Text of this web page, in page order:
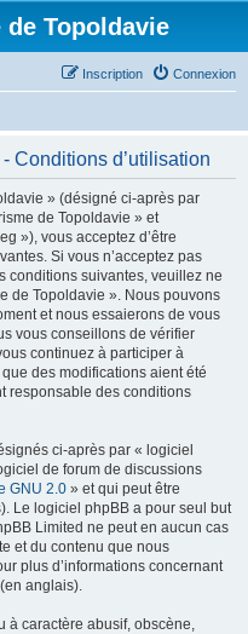
Topoldavie
Connexion
Inscription
Conditions d’utilisation
» (désigné ci-après par
de Topoldavie » et
»), vous acceptez d’être
Si vous n’acceptez pas
conditions suivantes, veuillez ne
de Topoldavie ». Nous pouvons
et nous essaierons de vous
vous conseillons de vérifier
continuez à participer à
des modifications aient été
responsable des conditions
ci-après par « logiciel
de forum de discussions
GNU 2.0 » et qui peut être
Le logiciel phpBB a pour seul but
Limited ne peut en aucun cas
et du contenu que nous
plus d’informations concernant
(en anglais).
à caractère abusif, obscène,